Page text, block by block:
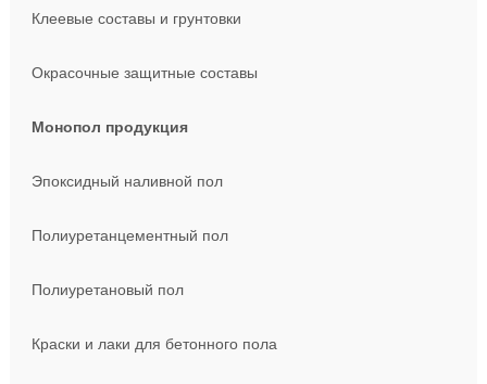
Клеевые составы и грунтовки
Окрасочные защитные составы
Монопол продукция
Эпоксидный наливной пол
Полиуретанцементный пол
Полиуретановый пол
Краски и лаки для бетонного пола